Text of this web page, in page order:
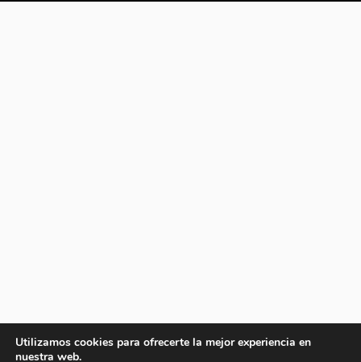
Utilizamos cookies para ofrecerte la mejor experiencia en
nuestra web.